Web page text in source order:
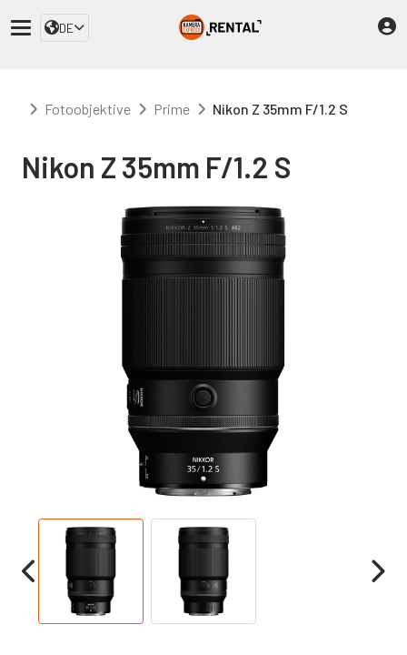
DE
Fotoobjektive Prime Nikon Z 35mm F/1.2 S
Nikon Z 35mm F/1.2 S